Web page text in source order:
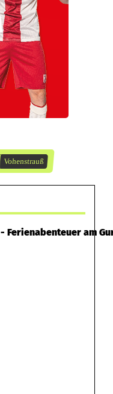
Vohenstrauß